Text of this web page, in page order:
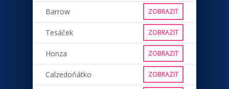
Barrow ZOBRAZIT
Tesáček ZOBRAZIT
Honza ZOBRAZIT
Calzedoňátko ZOBRAZIT